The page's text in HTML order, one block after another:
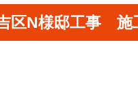
区N様邸工事 施